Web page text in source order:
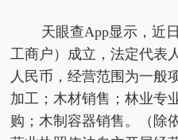
天眼查App显示，近
工商户）成立，法定代表
人民币，经营范围为一般
加工；木材销售；林业专
购；木制容器销售。（除